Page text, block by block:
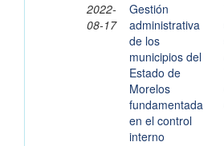
2022-
08-17
Gestión
administrativa
de los
municipios del
Estado de
Morelos
fundamentada
en el control
interno